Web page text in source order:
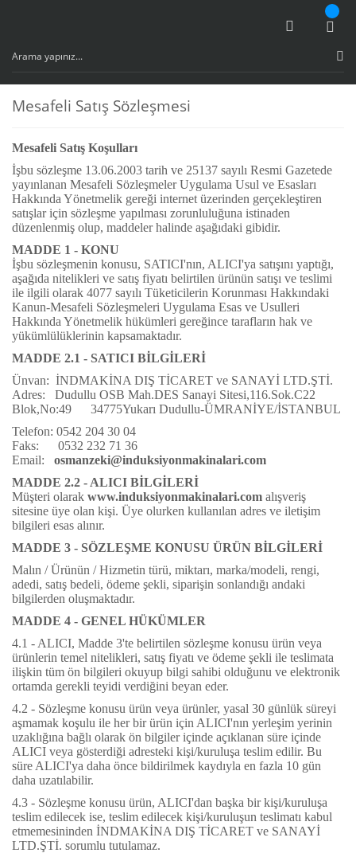
Mesafeli Satış Sözleşmesi
Mesafeli Satış Koşulları
İşbu sözleşme 13.06.2003 tarih ve 25137 sayılı Resmi Gazetede
yayınlanan Mesafeli Sözleşmeler Uygulama Usul ve Esasları
Hakkında Yönetmelik gereği internet üzerinden gerçekleştiren
satışlar için sözleşme yapılması zorunluluğuna istinaden
düzenlenmiş olup, maddeler halinde aşağıdaki gibidir.
MADDE 1 - KONU
İşbu sözleşmenin konusu, SATICI'nın, ALICI'ya satışını yaptığı,
aşağıda nitelikleri ve satış fiyatı belirtilen ürünün satışı ve teslimi
ile ilgili olarak 4077 sayılı Tüketicilerin Korunması Hakkındaki
Kanun-Mesafeli Sözleşmeleri Uygulama Esas ve Usulleri
Hakkında Yönetmelik hükümleri gereğince tarafların hak ve
yükümlülüklerinin kapsamaktadır.
MADDE 2.1 - SATICI BİLGİLERİ
Ünvan: İNDMAKİNA DIŞ TİCARET ve SANAYİ LTD.ŞTİ.
Adres: Dudullu OSB Mah.DES Sanayi Sitesi,116.Sok.C22
Blok,No:49 34775Yukarı Dudullu-ÜMRANİYE/İSTANBUL
Telefon: 0542 204 30 04
Faks: 0532 232 71 36
Email: osmanzeki@induksiyonmakinalari.com
MADDE 2.2 - ALICI BİLGİLERİ
Müşteri olarak www.induksiyonmakinalari.com alışveriş
sitesine üye olan kişi. Üye olurken kullanılan adres ve iletişim
bilgileri esas alınır.
MADDE 3 - SÖZLEŞME KONUSU ÜRÜN BİLGİLERİ
Malın / Ürünün / Hizmetin türü, miktarı, marka/modeli, rengi,
adedi, satış bedeli, ödeme şekli, siparişin sonlandığı andaki
bilgilerden oluşmaktadır.
MADDE 4 - GENEL HÜKÜMLER
4.1 - ALICI, Madde 3'te belirtilen sözleşme konusu ürün veya
ürünlerin temel nitelikleri, satış fiyatı ve ödeme şekli ile teslimata
ilişkin tüm ön bilgileri okuyup bilgi sahibi olduğunu ve elektronik
ortamda gerekli teyidi verdiğini beyan eder.
4.2 - Sözleşme konusu ürün veya ürünler, yasal 30 günlük süreyi
aşmamak koşulu ile her bir ürün için ALICI'nın yerleşim yerinin
uzaklığına bağlı olarak ön bilgiler içinde açıklanan süre içinde
ALICI veya gösterdiği adresteki kişi/kuruluşa teslim edilir. Bu
süre ALICI'ya daha önce bildirilmek kaydıyla en fazla 10 gün
daha uzatılabilir.
4.3 - Sözleşme konusu ürün, ALICI'dan başka bir kişi/kuruluşa
teslim edilecek ise, teslim edilecek kişi/kuruluşun teslimatı kabul
etmemesininden İNDMAKİNA DIŞ TİCARET ve SANAYİ
LTD.ŞTİ. sorumlu tutulamaz.